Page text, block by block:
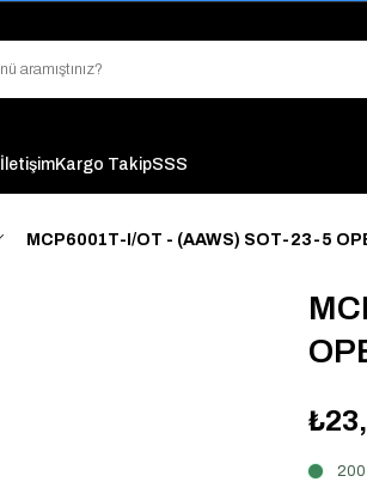
"Binlerce Ürün Çeşitliliği ile
"Toptan Fiyatına Perakende Satış
İletişimKargo TakipSSS
MCP6001T-I/OT - (AAWS) SOT-23-5
200